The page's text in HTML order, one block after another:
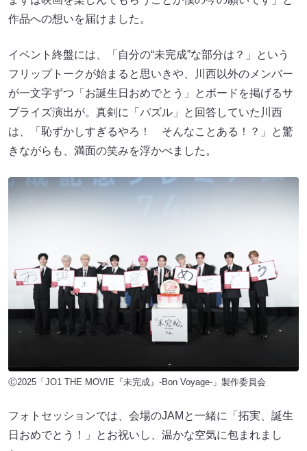
作品への想いを届けました。
イベント終盤には、「自分の“未完成”な部分は？」という
フリップトークが始まると思いきや、川西以外のメンバー
が一文字ずつ「お誕生日おめでとう」とボードを掲げるサ
プライズ演出が。真剣に「パズル」と回答していた川西
は、「恥ずかしすぎるやろ！ そんなことある！？」と驚
きながらも、満面の笑みを浮かべました。
Ⓒ2025「JO1 THE MOVIE『未完成』-Bon Voyage-」製作委員会
フォトセッションでは、会場のJAMと一緒に「拓実、誕生
日おめでとう！」とお祝いし、温かな空気に包まれまし